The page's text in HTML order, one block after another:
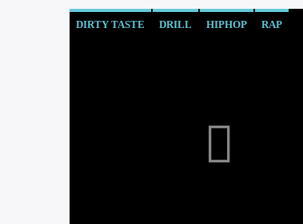
DIRTY TASTE DRILL HIPHOP RAP